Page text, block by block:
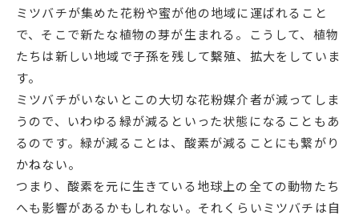
ミツバチが集めた花粉や蜜が他の地域に運ばれること
で、そこで新たな植物の芽が生まれる。こうして、植物
たちは新しい地域で子孫を残して繫殖、拡大をしていま
す。
ミツバチがいないとこの大切な花粉媒介者が減ってしま
うので、いわゆる緑が減るといった状態になることもあ
るのです。緑が減ることは、酸素が減ることにも繋がり
かねない。
つまり、酸素を元に生きている地球上の全ての動物たち
へも影響があるかもしれない。それくらいミツバチは自